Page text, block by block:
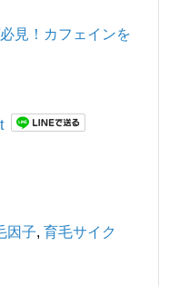
見！カフェインを
因子,育毛サイク